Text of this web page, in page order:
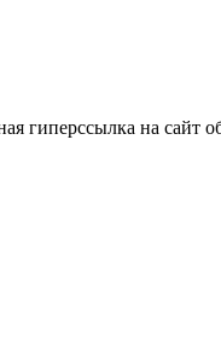
гиперссылка на сайт